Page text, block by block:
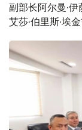
副部长阿尔曼·
艾莎·伯里斯·埃